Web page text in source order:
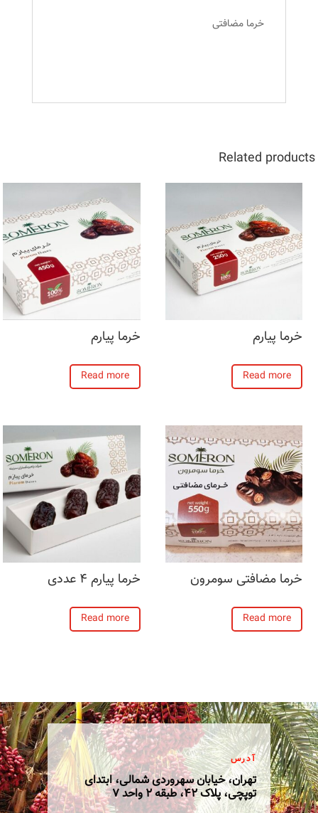
خرما مضافتی
Related products
خرما پیارم
Read more
خرما پیارم
Read more
خرما مضافتی سومرون
Read more
خرما پیارم 4 عددی
Read more
آدرس
تهران، خیابان سهروردی شمالی، ابتدای
توپچی، پلاک 42، طبقه 2 واحد 7